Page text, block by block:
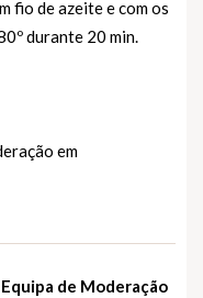
fio de azeite e com os
durante 20 min.
em
de Moderação